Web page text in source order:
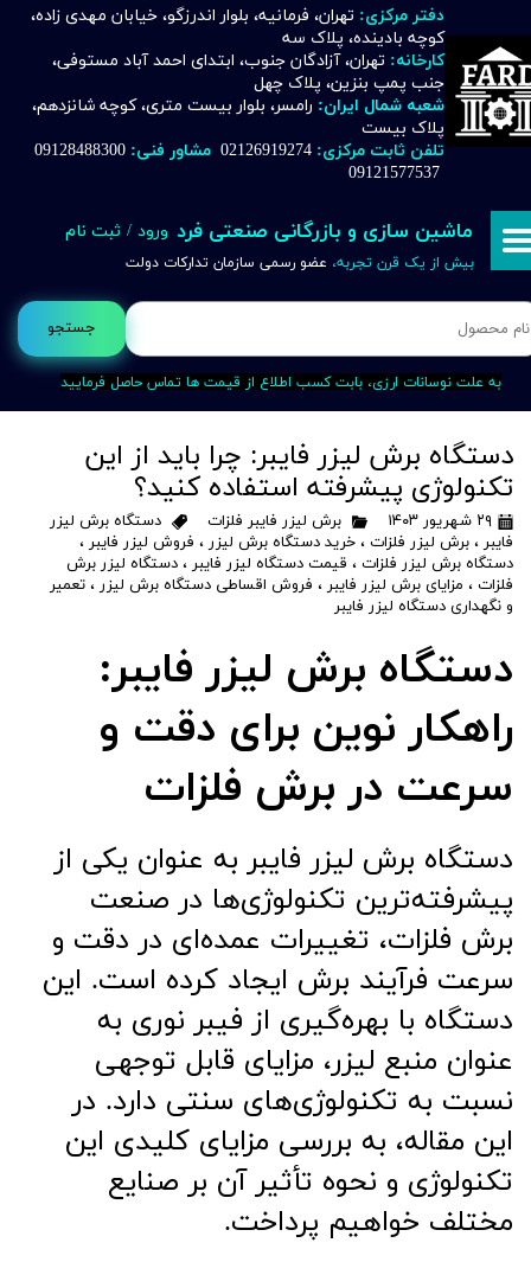
جستجو
دفتر مرکزی: تهران، فرمانیه، بلوار اندرزگو، خیابان مهدی زاده،
کوچه بادینده، پلاک سه
کارخانه: تهران، آزادگان جنوب، ابتدای احمد آباد مستوفی،
جنب پمپ بنزین، پلاک چهل
شعبه شمال ایران: رامسر، بلوار بیست متری، کوچه شانزدهم،
پلاک بیست
تلفن ثابت مرکزی: 02126919274 مشاور فنی:
09121577537
ماشین سازی و بازرگانی صنعتی فرد
بیش از یک قرن تجربه، عضو رسمی سازمان تدارکات دولت
ورود / ثبت نام
حساب کاربری من
تغییر گذر واژه
خروج از حساب کاربری
به علت نوسانات ارزی، بابت کسب اطلاع از قیمت ها تماس حاصل فرمایید
دستگاه برش لیزر فایبر: چرا باید از این
تکنولوژی پیشرفته استفاده کنید؟
۲۹ شهریور ۱۴۰۳ برش لیزر فایبر فلزات
دستگاه برش لیزر
فایبر ، برش لیزر فلزات ، خرید دستگاه برش لیزر ، فروش لیزر فایبر ،
دستگاه برش لیزر فلزات ، قیمت دستگاه لیزر فایبر ، دستگاه لیزر برش
فلزات ، مزایای برش لیزر فایبر ، فروش اقساطی دستگاه برش لیزر ، تعمیر
و نگهداری دستگاه لیزر فایبر
دستگاه برش لیزر فایبر:
راهکار نوین برای دقت و
سرعت در برش فلزات
دستگاه برش لیزر فایبر به عنوان یکی از
پیشرفته‌ترین تکنولوژی‌ها در صنعت
برش فلزات، تغییرات عمده‌ای در دقت و
سرعت فرآیند برش ایجاد کرده است. این
دستگاه با بهره‌گیری از فیبر نوری به
عنوان منبع لیزر، مزایای قابل توجهی
نسبت به تکنولوژی‌های سنتی دارد. در
این مقاله، به بررسی مزایای کلیدی این
تکنولوژی و نحوه تأثیر آن بر صنایع
مختلف خواهیم پرداخت.